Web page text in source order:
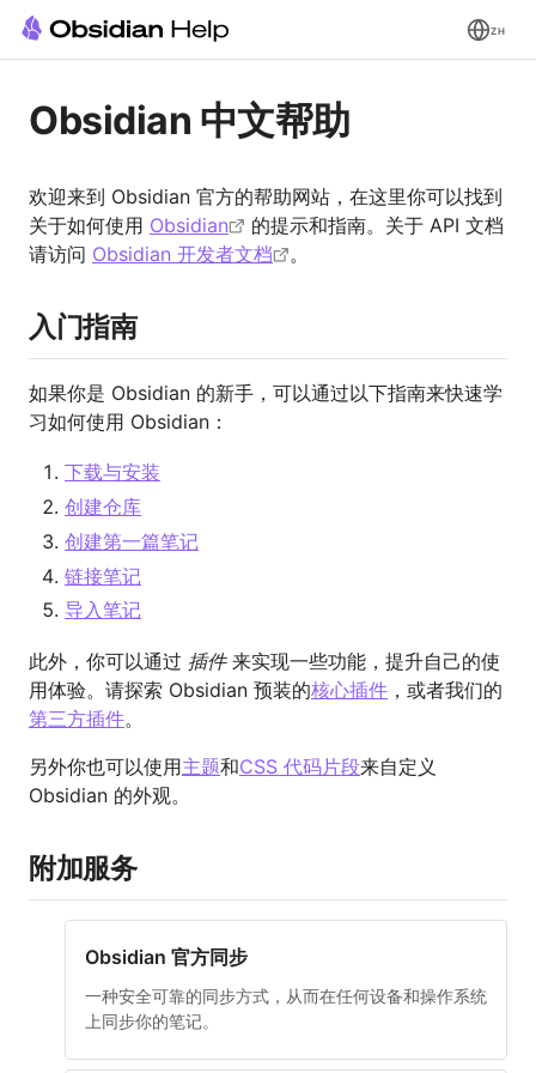
ZH
Obsidian 中文帮助
欢迎来到 Obsidian 官方的帮助网站，在这里你可以找到
关于如何使用 Obsidian
的提示和指南。关于 API 文档
请访问 Obsidian 开发者文档 。
入门指南
如果你是 Obsidian 的新手，可以通过以下指南来快速学
习如何使用 Obsidian：
下载与安装
创建仓库
创建第一篇笔记
链接笔记
导入笔记
此外，你可以通过 插件来实现一些功能，提升自己的使
用体验。请探索 Obsidian 预装的核心插件 ，或者我们的
第三方插件。
另外你也可以使用主题和CSS 代码片段来自定义
Obsidian 的外观。
附加服务
Obsidian 官方同步
一种安全可靠的同步方式，从而在任何设备和操作系统
上同步你的笔记。